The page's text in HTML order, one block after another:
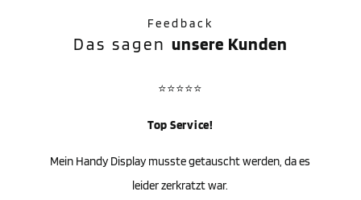
Feedback
Das sagenunsere Kunden
⭐⭐⭐⭐⭐
Top Service!
Mein Handy Display musste getauscht werden, da es
leider zerkratzt war.